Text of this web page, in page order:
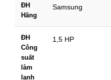
ĐH
Hãng
Samsung
ĐH
Công
suất
làm
lạnh
1,5 HP